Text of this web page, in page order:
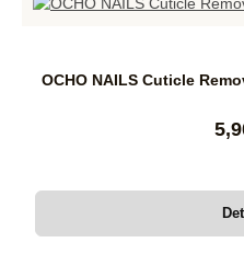
OCHO NAILS Cuticle